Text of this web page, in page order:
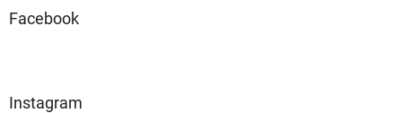
Facebook
Instagram